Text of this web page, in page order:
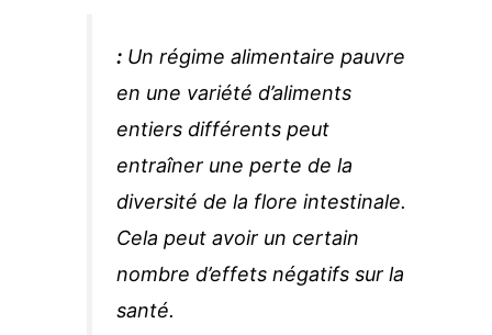
: Un régime alimentaire pauvre
en une variété d’aliments
entiers différents peut
entraîner une perte de la
diversité de la flore intestinale.
Cela peut avoir un certain
nombre d’effets négatifs sur la
santé.